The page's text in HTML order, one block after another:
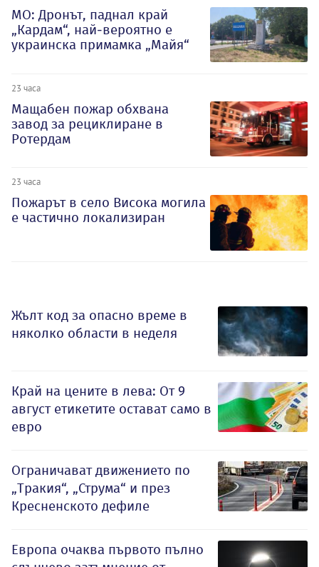
МО: Дронът, паднал край
„Кардам“, най-вероятно е
украинска примамка „Майя“
23 часа
Мащабен пожар обхвана
завод за рециклиране в
Ротердам
23 часа
Пожарът в село Висока могила
е частично локализиран
Жълт код за опасно време в
няколко области в неделя
Край на цените в лева: От 9
август етикетите остават само в
евро
Ограничават движението по
„Тракия“, „Струма“ и през
Кресненското дефиле
Европа очаква първото пълно